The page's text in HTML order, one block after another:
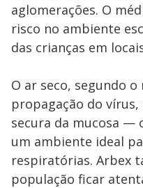
aglomerações. O
risco no ambiente
das crianças em
O ar seco, segundo
propagação do
secura da mucosa —
um ambiente ideal
respiratórias. Arbex
população ficar